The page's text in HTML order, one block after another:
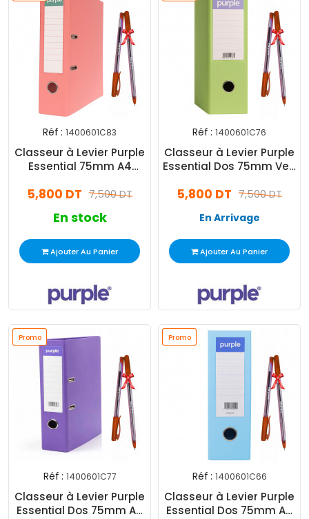
Réf : 1400601C83
Classeur à Levier Purple
Essential 75mm A4
7,500 DT
5,800 DT
En stock
Ajouter Au Panier
Réf : 1400601C76
Classeur à Levier Purple
Essential Dos 75mm Vert
7,500 DT
5,800 DT
En Arrivage
Ajouter Au Panier
Promo
Promo
Réf : 1400601C77
Classeur à Levier Purple
Essential Dos 75mm A4
Promo
Promo
Réf : 1400601C66
Classeur à Levier Purple
Essential Dos 75mm A4